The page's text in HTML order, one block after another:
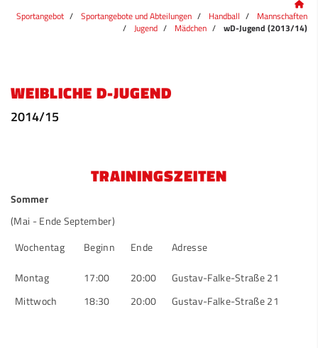
Sportangebot Sportangebote und Abteilungen Handball
Mannschaften
Jugend
Mädchen wD-Jugend (2013/14)
WEIBLICHE D-JUGEND
2014/15
TRAININGSZEITEN
Sommer
(Mai - Ende September)
Wochentag
Beginn Ende
Adresse
Montag
17:00 20:00
Gustav-Falke-Straße 21
Mittwoch
18:30 20:00 Gustav-Falke-Straße 21